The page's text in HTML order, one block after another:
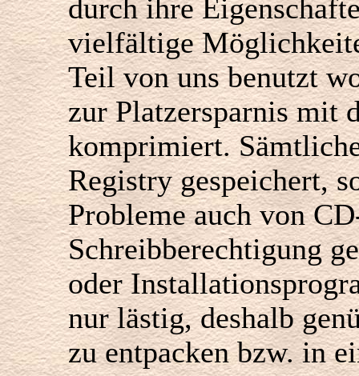
durch ihre
vielfältige
Teil von uns benutzt
zur Platzersparnis mit
komprimiert.
Registry gespeichert,
Probleme auch von
Schreibberechtigung
oder
nur lästig, deshalb
zu entpacken bzw. in